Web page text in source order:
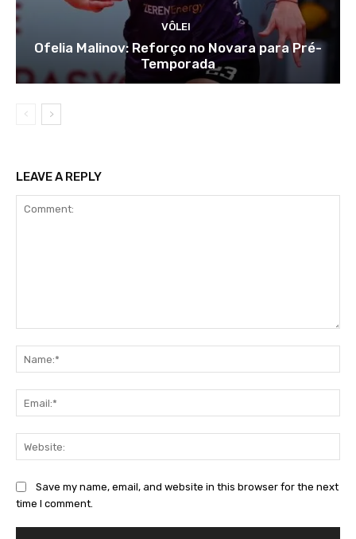
VÔLEI
Ofelia Malinov: Reforço no Novara para Pré-
Temporada
LEAVE A REPLY
Save my name, email, and website in this browser for the next
time I comment.